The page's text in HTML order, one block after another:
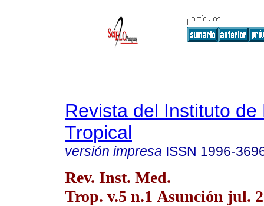
Revista del Instituto de
Tropical
versión impresa ISSN 1996-
Rev. Inst. Med.
Trop. v.5 n.1 Asunción jul.